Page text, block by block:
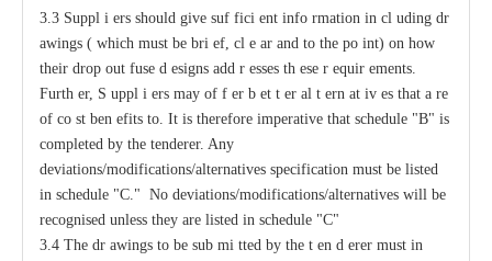
3.3 Suppl i ers should give suf fici ent info rmation in cl uding dr
awings ( which must be bri ef, cl e ar and to the po int) on how
their drop out fuse d esigns add r esses th ese r equir ements.
Furth er, S uppl i ers may of f er b et t er al t ern at iv es that a re
of co st ben efits to. It is therefore imperative that schedule "B" is
completed by the tenderer. Any
deviations/modifications/alternatives specification must be listed
in schedule "C." No deviations/modifications/alternatives will be
recognised unless they are listed in schedule "C"
3.4 The dr awings to be sub mi tted by the t en d erer must in